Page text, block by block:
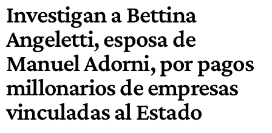
Investigan a Bettina
Angeletti, esposa de
Manuel Adorni, por pagos
millonarios de empresas
vinculadas al Estado